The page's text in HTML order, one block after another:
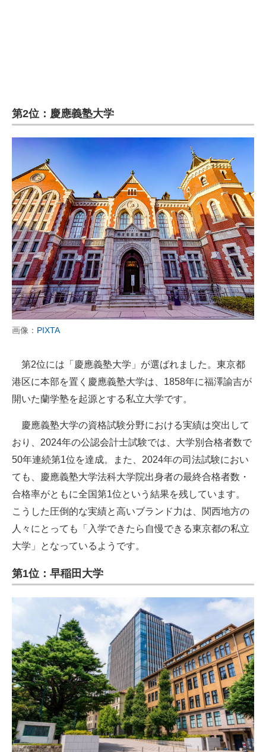
第2位：慶應義塾大学
画像： PIXTA
第2位には「慶應義塾大学」が選ばれました。東京都
港区に本部を置く慶應義塾大学は、1858年に福澤諭吉が
開いた蘭学塾を起源とする私立大学です。
慶應義塾大学の資格試験分野における実績は突出して
おり、2024年の公認会計士試験では、大学別合格者数で
50年連続第1位を達成。また、2024年の司法試験におい
ても、慶應義塾大学法科大学院出身者の最終合格者数・
合格率がともに全国第1位という結果を残しています。
こうした圧倒的な実績と高いブランド力は、関西地方の
人々にとっても「入学できたら自慢できる東京都の私立
大学」となっているようです。
第1位：早稲田大学